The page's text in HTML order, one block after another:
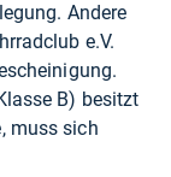
Andere
e.V.
B) besitzt
muss sich